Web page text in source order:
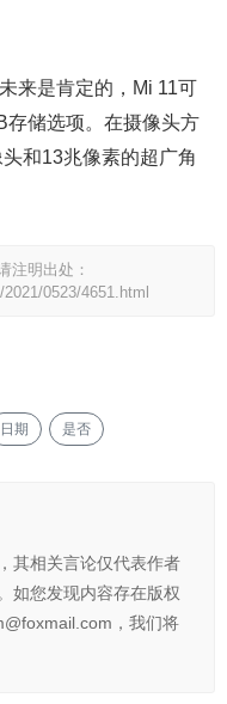
来是肯定的，Mi 11可
存储选项。在摄像头方
和13兆像素的超广角
注明出处：
0523/4651.html
日期 是否
其相关言论仅代表作者
如您发现内容存在版权
，我们将